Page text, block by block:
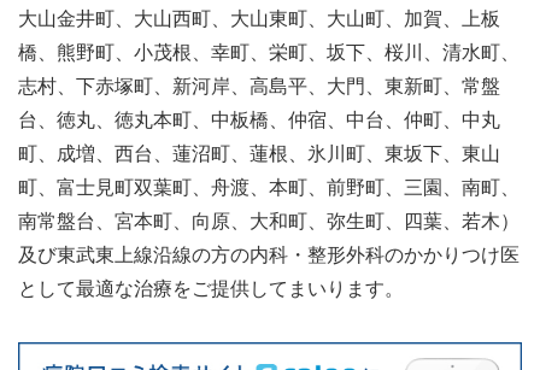
大山金井町、大山西町、大山東町、大山町、加賀、上板
橋、熊野町、小茂根、幸町、栄町、坂下、桜川、清水町、
志村、下赤塚町、新河岸、高島平、大門、東新町、常盤
台、徳丸、徳丸本町、中板橋、仲宿、中台、仲町、中丸
町、成増、西台、蓮沼町、蓮根、氷川町、東坂下、東山
町、富士見町双葉町、舟渡、本町、前野町、三園、南町、
南常盤台、宮本町、向原、大和町、弥生町、四葉、若木）
及び東武東上線沿線の方の内科・整形外科のかかりつけ医
として最適な治療をご提供してまいります。